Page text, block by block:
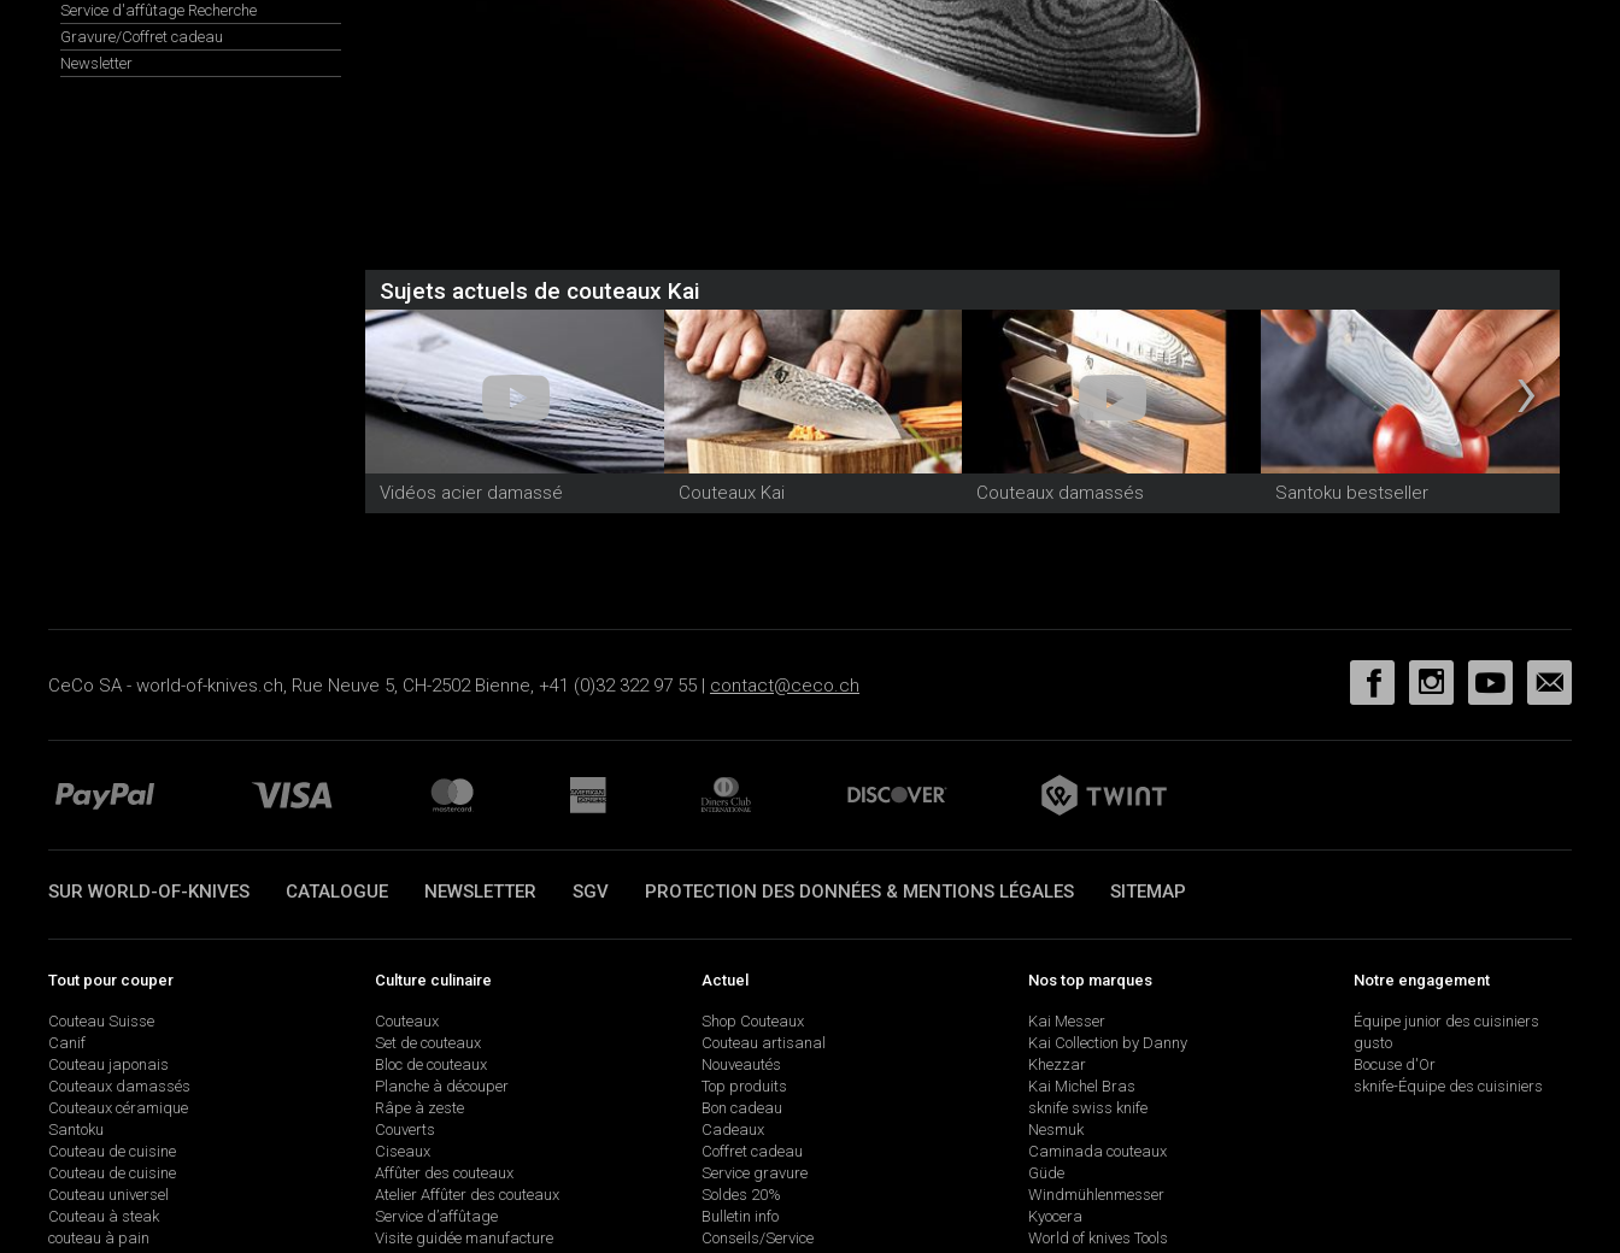
Service d'affûtage Recherche
Gravure/Coffret cadeau
Newsletter
Sujets actuels de couteaux Kai
Vidéos acier damassé Couteaux Kai Couteaux damassés Santoku bestseller
CeCo SA - world-of-knives.ch, Rue Neuve 5, CH-2502 Bienne, +41 (0)32 322 97 55 | contact@ceco.ch
SUR WORLD-OF-KNIVES CATALOGUE NEWSLETTER SGV PROTECTION DES DONNÉES & MENTIONS LÉGALES SITEMAP
Tout pour couper
Couteau Suisse
Canif
Couteau japonais
Couteaux damassés
Couteaux céramique
Santoku
Couteau de cuisine
Couteau de cuisine
Couteau universel
Couteau à steak
couteau à pain
Culture culinaire
Couteaux
Set de couteaux
Bloc de couteaux
Planche à découper
Râpe à zeste
Couverts
Ciseaux
Affûter des couteaux
Atelier Affûter des couteaux
Service d’affûtage
Visite guidée manufacture
Actuel
Shop Couteaux
Couteau artisanal
Nouveautés
Top produits
Bon cadeau
Cadeaux
Coffret cadeau
Service gravure
Soldes 20%
Bulletin info
Conseils/Service
Nos top marques
Kai Messer
Kai Collection by Danny
Khezzar
Kai Michel Bras
sknife swiss knife
Nesmuk
Caminada couteaux
Güde
Windmühlenmesser
Kyocera
World of knives Tools
Notre engagement
Équipe junior des cuisiniers
gusto
Bocuse d'Or
sknife-Équipe des cuisiniers